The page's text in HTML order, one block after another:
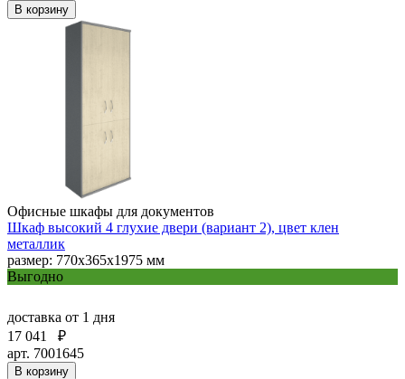
В корзину
Офисные шкафы для документов
Шкаф высокий 4 глухие двери (вариант 2), цвет клен
металлик
размер: 770х365х1975 мм
Выгодно
доставка от 1 дня
17 041
₽
арт. 7001645
В корзину